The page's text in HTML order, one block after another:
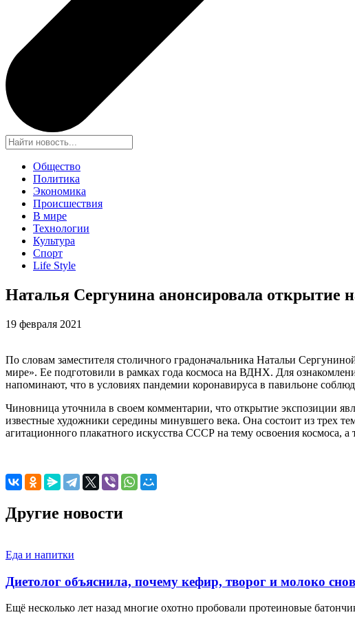
Общество
Политика
Экономика
Происшествия
В мире
Технологии
Культура
Спорт
Life Style
Наталья Сергунина анонсировала
19 февраля 2021
По словам заместителя столичного градоначальника Натальи
мире». Ее подготовили в рамках года космоса на ВДНХ. Для
напоминают, что в условиях пандемии коронавируса в павильоне
Чиновница уточнила в своем комментарии, что открытие экспозиции
известные художники середины минувшего века. Она состоит из трех
агитационного плакатного искусства СССР на тему освоения космоса,
Другие новости
Еда и напитки
Диетолог объяснила, почему кефир, творог и молоко
Ещё несколько лет назад многие охотно пробовали протеиновые